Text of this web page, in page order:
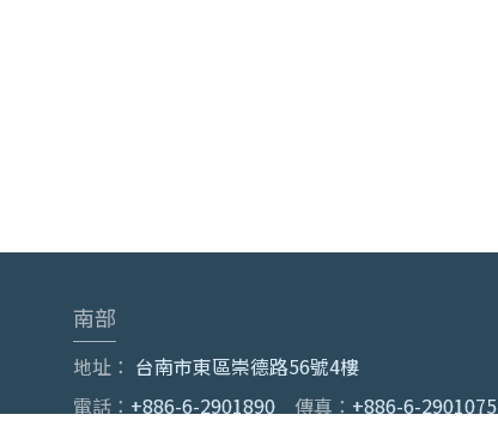
南部
地址： 台南市東區崇德路56號4樓
電話： +886-6-2901890 傳真： +886-6-2901075